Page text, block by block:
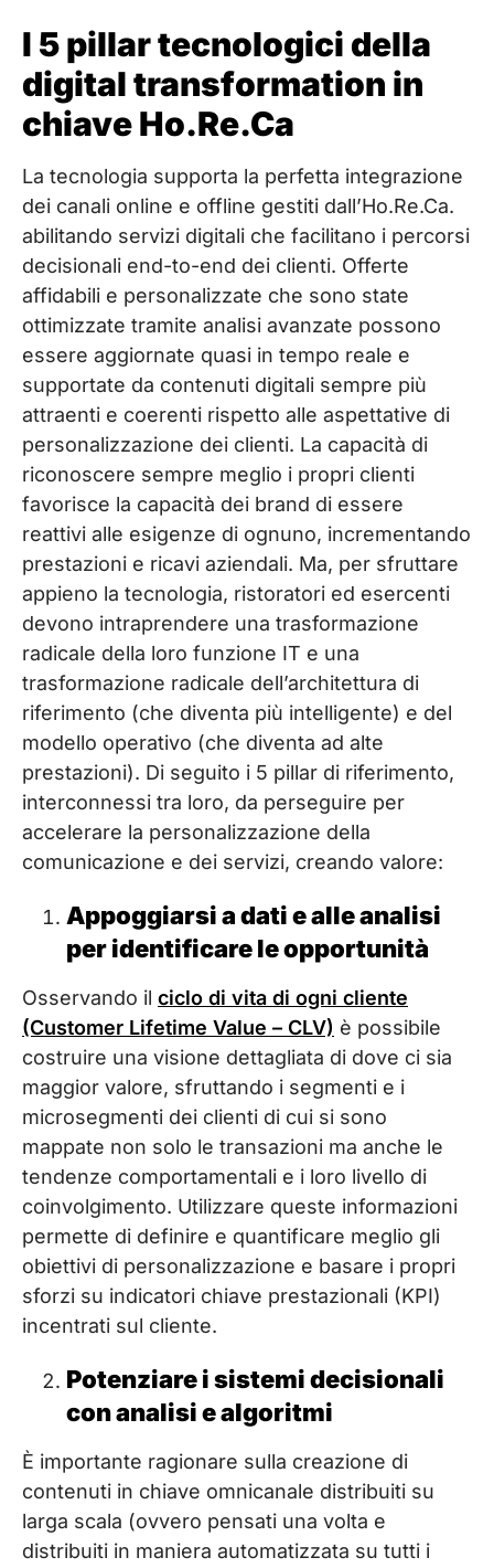
I 5 pillar tecnologici della
digital transformation in
chiave Ho.Re.Ca
La tecnologia supporta la perfetta integrazione
dei canali online e offline gestiti dall’Ho.Re.Ca.
abilitando servizi digitali che facilitano i percorsi
decisionali end-to-end dei clienti. Offerte
affidabili e personalizzate che sono state
ottimizzate tramite analisi avanzate possono
essere aggiornate quasi in tempo reale e
supportate da contenuti digitali sempre più
attraenti e coerenti rispetto alle aspettative di
personalizzazione dei clienti. La capacità di
riconoscere sempre meglio i propri clienti
favorisce la capacità dei brand di essere
reattivi alle esigenze di ognuno, incrementando
prestazioni e ricavi aziendali. Ma, per sfruttare
appieno la tecnologia, ristoratori ed esercenti
devono intraprendere una trasformazione
radicale della loro funzione IT e una
trasformazione radicale dell’architettura di
riferimento (che diventa più intelligente) e del
modello operativo (che diventa ad alte
prestazioni). Di seguito i 5 pillar di riferimento,
interconnessi tra loro, da perseguire per
accelerare la personalizzazione della
comunicazione e dei servizi, creando valore:
Appoggiarsi a dati e alle analisi
per identificare le opportunità
Osservando il ciclo di vita di ogni cliente
(Customer Lifetime Value – CLV) è possibile
costruire una visione dettagliata di dove ci sia
maggior valore, sfruttando i segmenti e i
microsegmenti dei clienti di cui si sono
mappate non solo le transazioni ma anche le
tendenze comportamentali e i loro livello di
coinvolgimento. Utilizzare queste informazioni
permette di definire e quantificare meglio gli
obiettivi di personalizzazione e basare i propri
sforzi su indicatori chiave prestazionali (KPI)
incentrati sul cliente.
Potenziare i sistemi decisionali
con analisi e algoritmi
È importante ragionare sulla creazione di
contenuti in chiave omnicanale distribuiti su
larga scala (ovvero pensati una volta e
distribuiti in maniera automatizzata su tutti i